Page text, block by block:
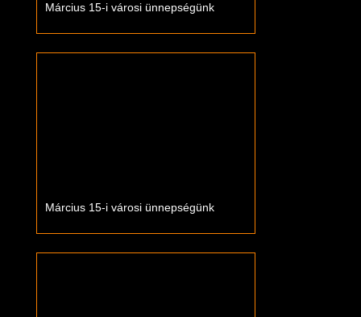
Március 15-i városi ünnepségünk
Március 15-i városi ünnepségünk